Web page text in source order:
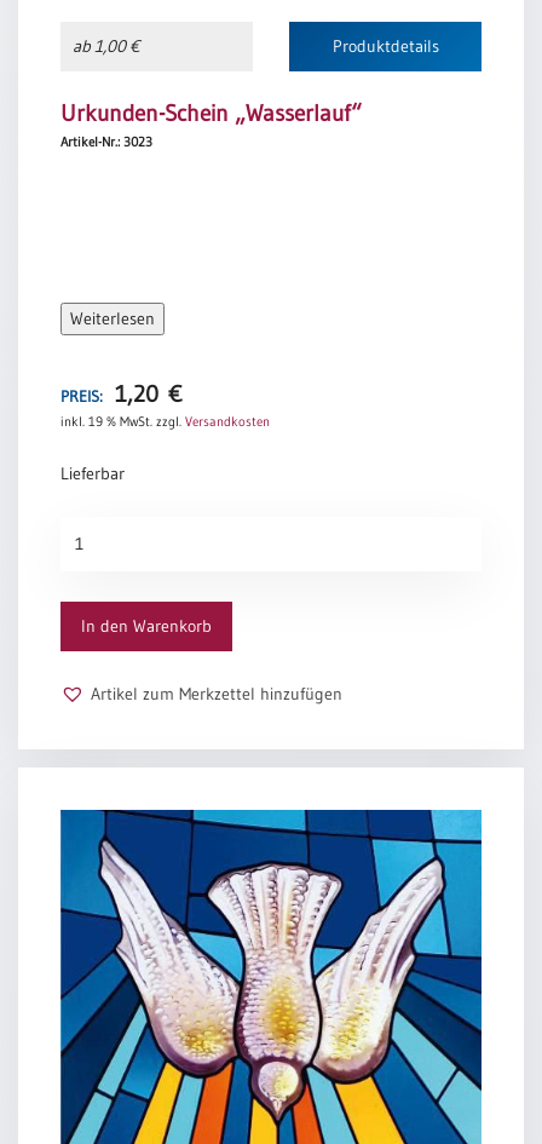
ab 1,00 € Produktdetails
Urkunden-Schein „Wasserlauf“
Artikel-Nr.: 3023
Weiterlesen
PREIS: 1,20 €
inkl. 19 % MwSt. zzgl. Versandkosten
Lieferbar
Schein
Menge
In den Warenkorb
Artikel zum Merkzettel hinzufügen